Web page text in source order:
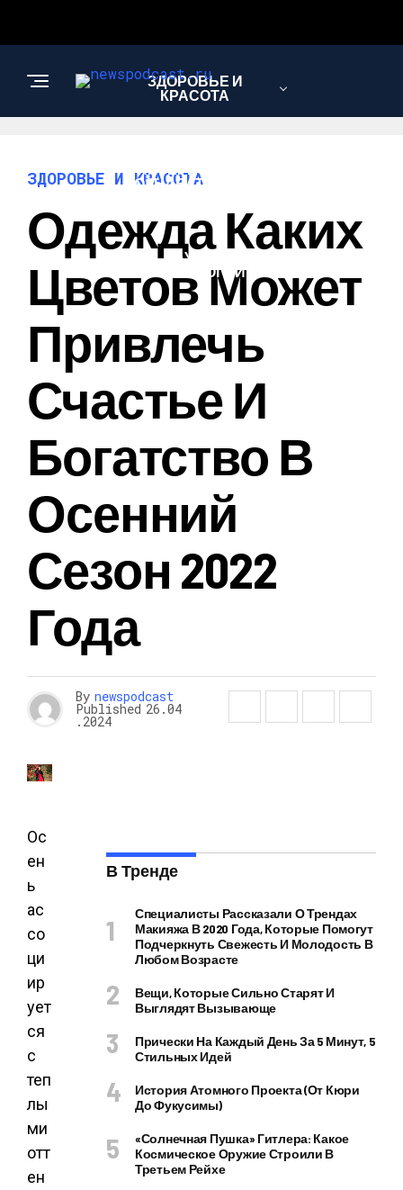
ЗДОРОВЬЕ И
КРАСОТА
ИНТЕРЕСНОЕ И
ПОЗНАВАТЕЛЬНОЕ
НАУКА И
ТЕХНОЛОГИИ
ЗДОРОВЬЕ И КРАСОТА
Одежда Каких
Цветов Может
Привлечь
Счастье И
Богатство В
Осенний
Сезон 2022
Года
By newspodcast
Published 26.04
.2024
Ос
ен
ь
ас
со
ци
ир
ует
ся
с
теп
лы
ми
отт
ен
В Тренде
Специалисты Рассказали О Трендах
Макияжа В 2020 Года, Которые Помогут
Подчеркнуть Свежесть И Молодость В
Любом Возрасте
Вещи, Которые Сильно Старят И
Выглядят Вызывающе
Прически На Каждый День За 5 Минут, 5
Стильных Идей
История Атомного Проекта (от Кюри
До Фукусимы)
«Солнечная Пушка» Гитлера: Какое
Космическое Оружие Строили В
Третьем Рейхе